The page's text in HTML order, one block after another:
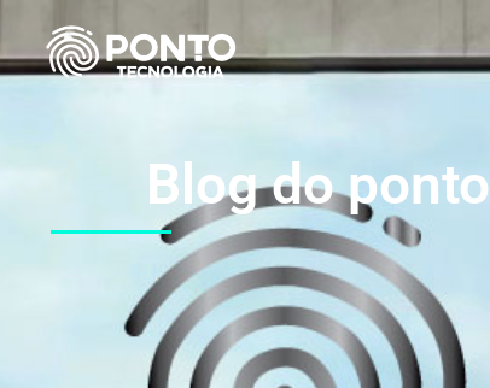
Blog do ponto